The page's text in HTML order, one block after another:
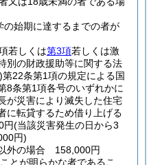
の始期に達するまでの者が
若しくは第3項若しくは激
別の財政援助等に関する法
第22条第1項の規定による国
8条第1項各号のいずれかに
が災害により滅失した住宅
に転貸するため借り上げる
円(当該災害発生の日から3
円)
外の場合 158,000円
とが明らかな者であるこ